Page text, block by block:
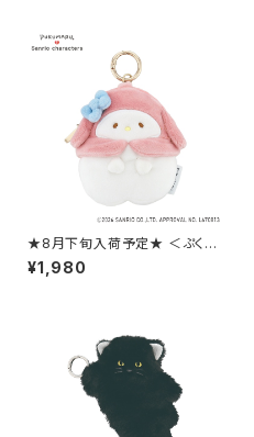
★8月下旬入荷予定★ ＜ぷくま
る×サンリオキャラクターズ＞ ミ
ニチャームポーチ マイメロディ
¥1,980